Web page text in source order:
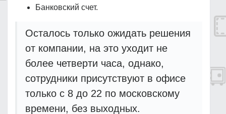
Банковский счет.
Осталось только ожидать решения
от компании, на это уходит не
более четверти часа, однако,
сотрудники присутствуют в офисе
только с 8 до 22 по московскому
времени, без выходных.